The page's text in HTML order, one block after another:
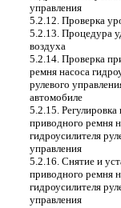
управления
5.2.12. Проверка
5.2.13. Процедура
воздуха
5.2.14. Проверка
ремня насоса
рулевого
автомобиле
5.2.15. Регулировка
приводного ремня
гидроусилителя
управления
5.2.16. Снятие и
приводного ремня
гидроусилителя
управления